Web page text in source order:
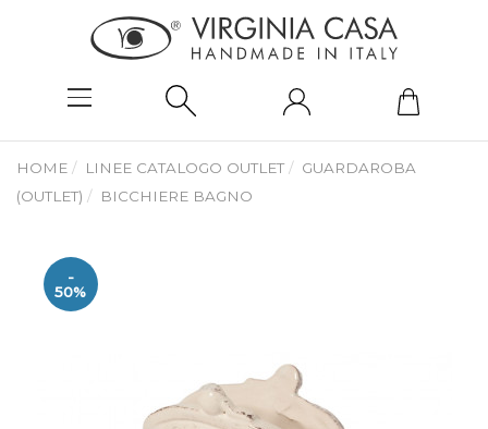
HOME LINEE CATALOGO OUTLET
GUARDAROBA
(OUTLET)
BICCHIERE BAGNO
-
50%